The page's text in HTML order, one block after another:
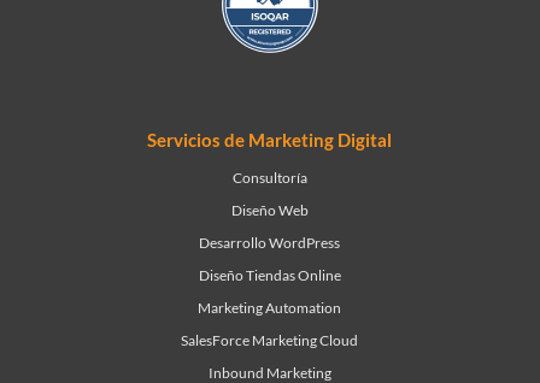
Servicios de Marketing Digital
Consultoría
Diseño Web
Desarrollo WordPress
Diseño Tiendas Online
Marketing Automation
SalesForce Marketing Cloud
Inbound Marketing